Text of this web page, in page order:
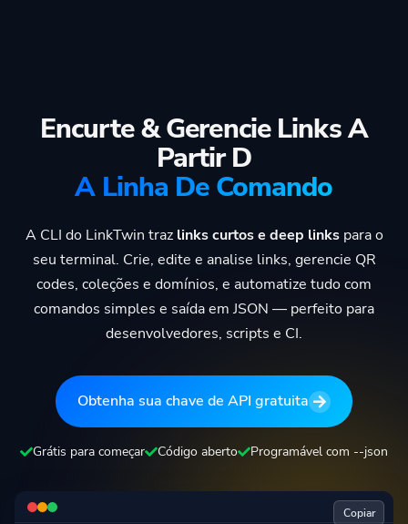
Encurte & Gerencie Links A
Partir D
A Linha De Comando
A CLI do LinkTwin traz links curtos e deep linkspara o
seu terminal. Crie, edite e analise links, gerencie QR
codes, coleções e domínios, e automatize tudo com
comandos simples e saída em JSON — perfeito para
desenvolvedores, scripts e CI.
Obtenha sua chave de API gratuita
Grátis para começar Código aberto Programável com --json
Copiar